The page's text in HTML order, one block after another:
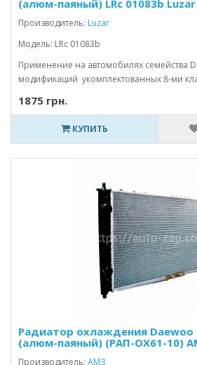
(алюм-паяный) LRc 01083b Luzar
Производитель: Luzar
Модель: LRc 01083b
Применение на автомобилях семейства
модификаций укомплектованных 8-ми
1875 грн.
КУПИТЬ
Радиатор охлаждения Daewoo
(алюм-паяный) (PAП-OX61-10)
Производитель: АМЗ